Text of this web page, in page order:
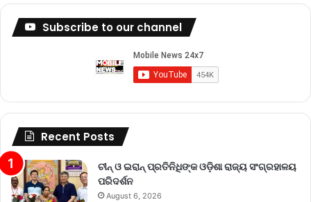
Subscribe to our channel
Recent Posts
ଚୀନ୍ ଓ ଇରାନ୍ ପ୍ରତିନିଧିଙ୍କ ଓଡ଼ିଶା ରାଜ୍ୟ ସଂଗ୍ରହାଳୟ
ପରିଦର୍ଶନ
August 6, 2026